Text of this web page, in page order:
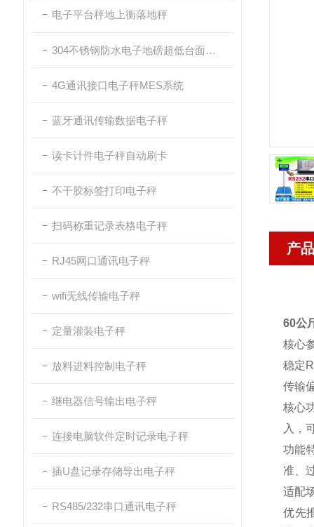
电子平台秤地上衡落地秤
304不锈钢防水电子地磅超低台面带斜坡
4G通讯接口电子秤MES系统
蓝牙通讯传输数据电子秤
读卡计件电子秤自动刷卡
不干胶标签打印电子秤
扫码称重记录表格电子秤
RJ45网口通讯电子秤
wifi无线传输电子秤
定量灌装电子秤
放料进料控制电子秤
继电器信号输出电子秤
连接电脑软件定时记录电子秤
插U盘记录存储导出电子秤
RS485/232串口通讯电子秤
产
60公
核心
稳定
传输
核心
入，
功能
准、
适配
优先